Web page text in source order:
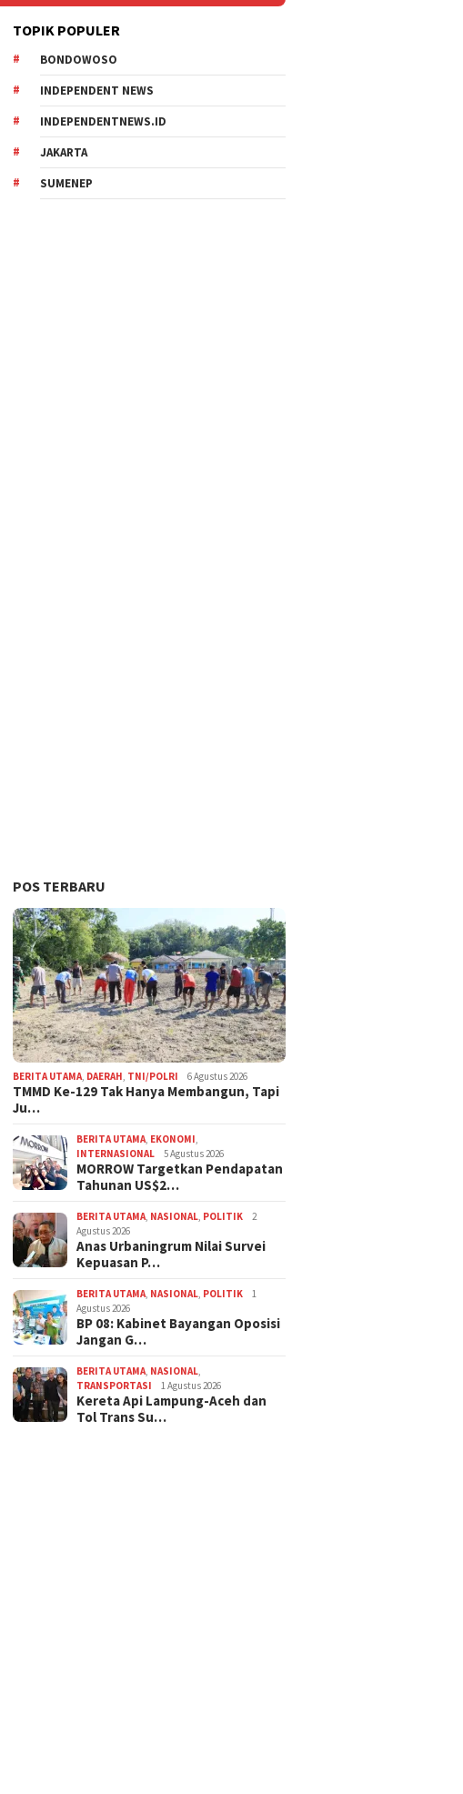
TOPIK POPULER
BONDOWOSO
INDEPENDENT NEWS
INDEPENDENTNEWS.ID
JAKARTA
SUMENEP
POS TERBARU
BERITA UTAMA DAERAH TNI/POLRI 6 Agustus 2026
TMMD Ke-129 Tak Hanya Membangun, Tapi
Ju…
BERITA UTAMA EKONOMI
INTERNASIONAL
5 Agustus 2026
MORROW Targetkan Pendapatan
Tahunan US$2…
BERITA UTAMA NASIONAL POLITIK
2
Agustus 2026
Anas Urbaningrum Nilai Survei
Kepuasan P…
BERITA UTAMA NASIONAL POLITIK
1
Agustus 2026
BP 08: Kabinet Bayangan Oposisi
Jangan G…
BERITA UTAMA NASIONAL
TRANSPORTASI
1 Agustus 2026
Kereta Api Lampung-Aceh dan
Tol Trans Su…